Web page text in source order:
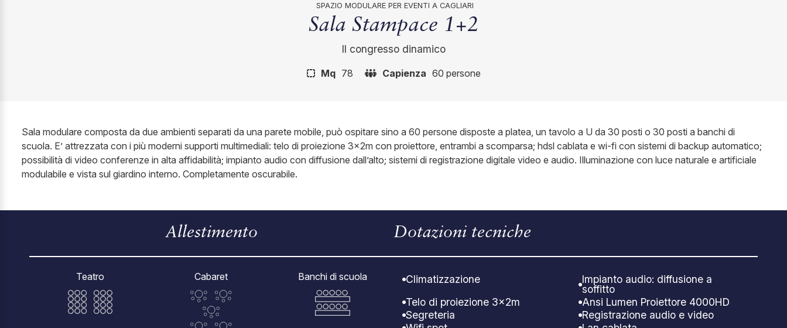
SPAZIO MODULARE PER EVENTI A CAGLIARI
Sala Stampace 1+2
Il congresso dinamico
Mq 78 Capienza 60 persone
Sala modulare composta da due ambienti separati da una parete mobile, può ospitare sino a 60 persone disposte a platea, un tavolo a U da 30 posti o 30 posti a banchi di
scuola. E’ attrezzata con i più moderni supporti multimediali: telo di proiezione 3x2m con proiettore, entrambi a scomparsa; hdsl cablata e wi-fi con sistemi di backup automatico;
possibilità di video conferenze in alta affidabilità; impianto audio con diffusione dall’alto; sistemi di registrazione digitale video e audio. Illuminazione con luce naturale e artificiale
modulabile e vista sul giardino interno. Completamente oscurabile.
Allestimento
Teatro Cabaret Banchi di scuola
Dotazioni tecniche
Climatizzazione
Impianto audio: diffusione a
soffitto
Telo di proiezione 3x2m
Ansi Lumen Proiettore 4000HD
Segreteria
Registrazione audio e video